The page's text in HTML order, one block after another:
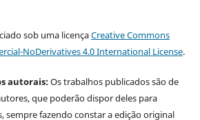
sob uma licençaCreative Commons
NoDerivatives 4.0 International License.
autorais:Os trabalhos publicados são de
que poderão dispor deles para
sempre fazendo constar a edição original